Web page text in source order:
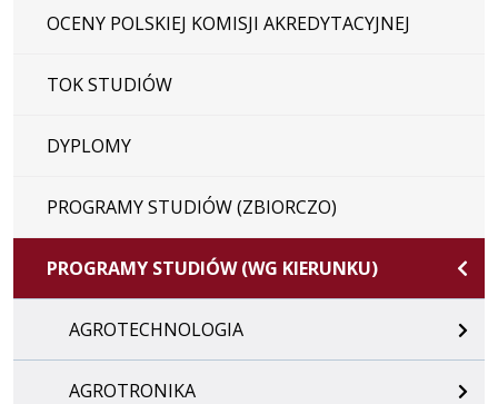
OCENY POLSKIEJ KOMISJI AKREDYTACYJNEJ
TOK STUDIÓW
DYPLOMY
PROGRAMY STUDIÓW (ZBIORCZO)
PROGRAMY STUDIÓW (WG KIERUNKU)
AGROTECHNOLOGIA
AGROTRONIKA